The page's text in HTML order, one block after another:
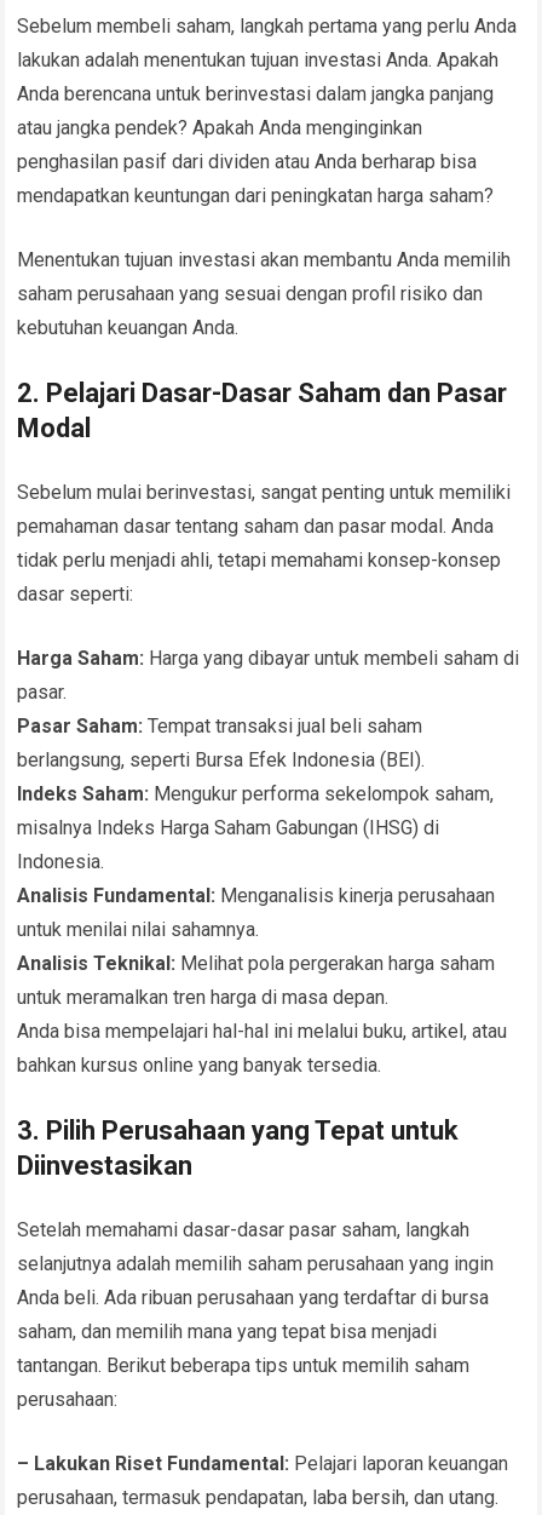
Sebelum membeli saham, langkah pertama yang perlu Anda
lakukan adalah menentukan tujuan investasi Anda. Apakah
Anda berencana untuk berinvestasi dalam jangka panjang
atau jangka pendek? Apakah Anda menginginkan
penghasilan pasif dari dividen atau Anda berharap bisa
mendapatkan keuntungan dari peningkatan harga saham?
Menentukan tujuan investasi akan membantu Anda memilih
saham perusahaan yang sesuai dengan profil risiko dan
kebutuhan keuangan Anda.
2. Pelajari Dasar-Dasar Saham dan Pasar
Modal
Sebelum mulai berinvestasi, sangat penting untuk memiliki
pemahaman dasar tentang saham dan pasar modal. Anda
tidak perlu menjadi ahli, tetapi memahami konsep-konsep
dasar seperti:
Harga Saham: Harga yang dibayar untuk membeli saham di
pasar.
Pasar Saham: Tempat transaksi jual beli saham
berlangsung, seperti Bursa Efek Indonesia (BEI).
Indeks Saham: Mengukur performa sekelompok saham,
misalnya Indeks Harga Saham Gabungan (IHSG) di
Indonesia.
Analisis Fundamental: Menganalisis kinerja perusahaan
untuk menilai nilai sahamnya.
Analisis Teknikal: Melihat pola pergerakan harga saham
untuk meramalkan tren harga di masa depan.
Anda bisa mempelajari hal-hal ini melalui buku, artikel, atau
bahkan kursus online yang banyak tersedia.
3. Pilih Perusahaan yang Tepat untuk
Diinvestasikan
Setelah memahami dasar-dasar pasar saham, langkah
selanjutnya adalah memilih saham perusahaan yang ingin
Anda beli. Ada ribuan perusahaan yang terdaftar di bursa
saham, dan memilih mana yang tepat bisa menjadi
tantangan. Berikut beberapa tips untuk memilih saham
perusahaan:
– Lakukan Riset Fundamental: Pelajari laporan keuangan
perusahaan, termasuk pendapatan, laba bersih, dan utang.